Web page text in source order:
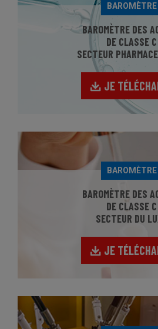
BAROMÈTRE
BAROMÈTRE DES
DE CLASSE C
SECTEUR
JE
BAROMÈTRE
BAROMÈTRE DES
DE CLASSE C
SECTEUR DU
JE